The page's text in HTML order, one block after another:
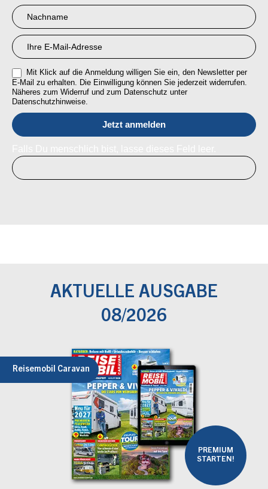
RMI
Mit Klick auf die Anmeldung willigen Sie ein, den Newsletter per
E-Mail zu erhalten. Die Einwilligung können Sie jederzeit widerrufen.
Näheres zum Widerruf und zum Datenschutz unter
Datenschutzhinweise.
AKTUELLE AUSGABE
08/2026
Reisemobil Caravan
PREMIUM
STARTEN!